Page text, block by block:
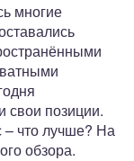
многие
свои позиции.
что лучше? На
обзора.